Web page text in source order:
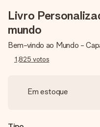
Livro
mundo
Bem-vindo ao Mundo -
1,825 votos
Em estoque